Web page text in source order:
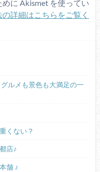
に Akismet を使ってい
詳細はこちらをご覧く
ルメも景色も大満足の一
くない？
店♪
舗 ♪